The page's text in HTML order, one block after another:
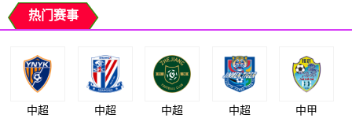
热门赛事
中超 中超 中超 中超 中甲